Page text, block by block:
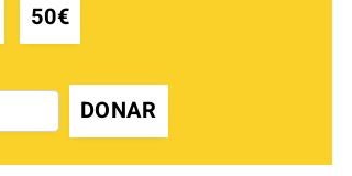
50€
DONAR